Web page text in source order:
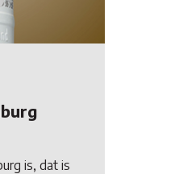
is, dat is